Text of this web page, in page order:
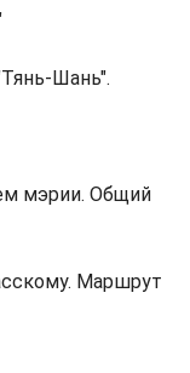
Шань".
мэрии. Общий
Маршрут